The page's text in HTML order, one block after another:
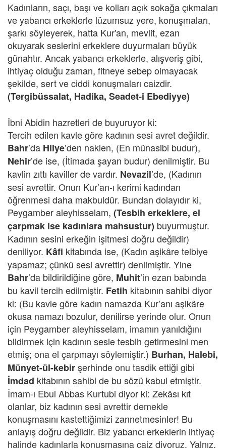
Kadınların, saçı, başı ve kolları açık sokağa çıkmaları
ve yabancı erkeklerle lüzumsuz yere, konuşmaları,
şarkı söyleyerek, hatta Kur'an, mevlit, ezan
okuyarak seslerini erkeklere duyurmaları büyük
günahtır. Ancak yabancı erkeklerle, alışveriş gibi,
ihtiyaç olduğu zaman, fitneye sebep olmayacak
şekilde, sert ve ciddi konuşmaları caizdir.
(Tergibüssalat, Hadika, Seadet-i Ebediyye)
İbni Abidin hazretleri de buyuruyor ki:
Tercih edilen kavle göre kadının sesi avret değildir.
Bahr’da Hilye’den naklen, (En münasibi budur),
Nehir’de ise, (İtimada şayan budur) denilmiştir. Bu
kavlin zıttı kaviller de vardır. Nevazil’de, (Kadının
sesi avrettir. Onun Kur’an-ı kerimi kadından
öğrenmesi daha makbuldür. Bundan dolayıdır ki,
Peygamber aleyhisselam, (Tesbih erkeklere, el
çarpmak ise kadınlara mahsustur) buyurmuştur.
Kadının sesini erkeğin işitmesi doğru değildir)
deniliyor. Kâfi kitabında ise, (Kadın aşikâre telbiye
yapamaz; çünkü sesi avrettir) denilmiştir. Yine
Bahr’da bildirildiğine göre, Muhit’in ezan babında
bu kavil tercih edilmiştir. Fetih kitabının sahibi diyor
ki: (Bu kavle göre kadın namazda Kur’anı aşikâre
okusa namazı bozulur, denilirse yerinde olur. Onun
için Peygamber aleyhisselam, imamın yanıldığını
bildirmek için kadının sesle tesbih getirmesini men
etmiş; ona el çarpmayı söylemiştir.) Burhan, Halebi,
Münyet-ül-kebirşerhinde onu tasdik ettiği gibi
İmdad kitabının sahibi de bu sözü kabul etmiştir.
İmam-ı Ebul Abbas Kurtubi diyor ki: Zekâsı kıt
olanlar, biz kadının sesi avrettir demekle
konuşmasını kastettiğimizi zannetmesinler! Bu
anlayış doğru değildir. Biz yabancı erkeklerin ihtiyaç
halinde kadınlarla konuşmasına caiz diyoruz. Yalnız,